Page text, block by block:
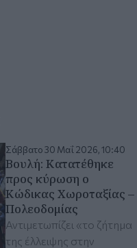
Σάββατο 30 Μαΐ 2026, 10:40
Βουλή: Κατατέθηκε
προς κύρωση ο
Κώδικας Χωροταξίας –
Πολεοδομίας
Αντιμετωπίζει «το ζήτημα
της έλλειψης στην